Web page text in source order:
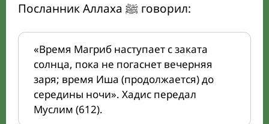
Посланник Аллаха ﷺ говорил:
«Время Магриб наступает с заката
солнца, пока не погаснет вечерняя
заря; время Иша (продолжается) до
середины ночи». Хадис передал
Муслим (612).